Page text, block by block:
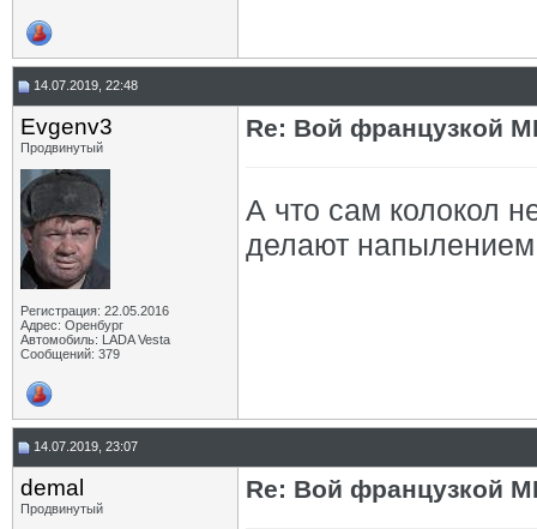
14.07.2019, 22:48
Evgenv3
Продвинутый
Регистрация: 22.05.2016
Адрес: Оренбург
Автомобиль: LADA Vesta
Сообщений: 379
Re: Вой французкой
А что сам колокол
делают
14.07.2019, 23:07
demal
Продвинутый
Re: Вой французкой